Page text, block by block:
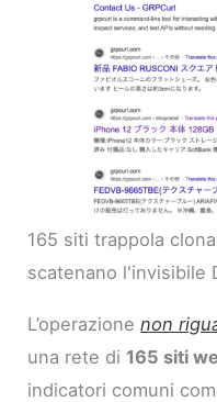
165 siti trappola
scatenano l'invisibile
L’operazionenon
una rete di 165 siti
indicatori comuni